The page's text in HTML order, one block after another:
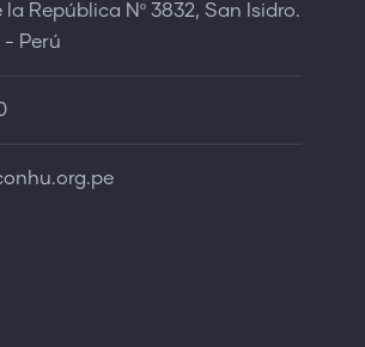
la República Nº 3832, San Isidro.
- Perú